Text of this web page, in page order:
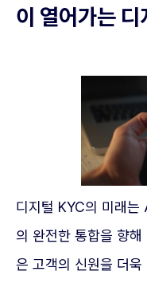
이 열어가는
디지털 KYC의 미래는
의 완전한 통합을 향
은 고객의 신원을 더